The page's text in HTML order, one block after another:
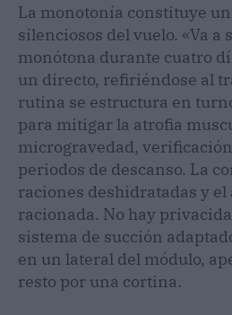
La monotonía constituye
silenciosos del vuelo. «Va a
monótona durante cuatro
un directo, refiriéndose al
rutina se estructura en
para mitigar la atrofia
microgravedad,
periodos de descanso. La
raciones deshidratadas y
racionada. No hay
sistema de succión
en un lateral del módulo,
resto por una cortina.